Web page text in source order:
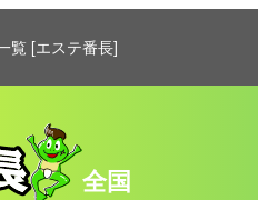
覧 [エステ番長]
全国